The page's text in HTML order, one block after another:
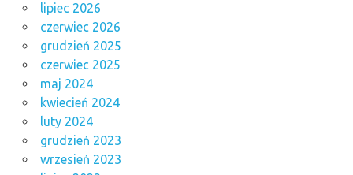
lipiec 2026
czerwiec 2026
grudzień 2025
czerwiec 2025
maj 2024
kwiecień 2024
luty 2024
grudzień 2023
wrzesień 2023